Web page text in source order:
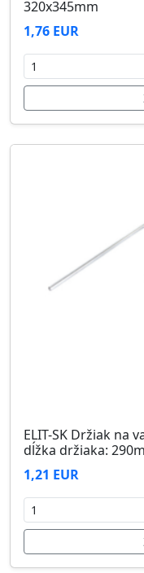
320x345mm
1,76 EUR
ELIT-SK Držiak na
dĺžka držiaka:
1,21 EUR